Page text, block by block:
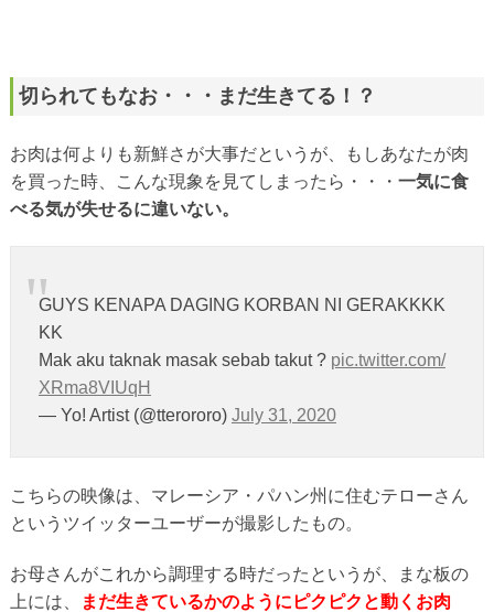
切られてもなお・・・まだ生きてる！？
お肉は何よりも新鮮さが大事だというが、もしあなたが肉
を買った時、こんな現象を見てしまったら・・・ 一気に食
べる気が失せるに違いない。
GUYS KENAPA DAGING KORBAN NI GERAKKKK
KK
Mak aku taknak masak sebab takut ? pic.twitter.com/
XRma8VIUqH
— Yo! Artist (@tterororo) July 31, 2020
こちらの映像は、マレーシア・パハン州に住むテローさん
というツイッターユーザーが撮影したもの。
お母さんがこれから調理する時だったというが、まな板の
上には、
まだ生きているかのようにピクピクと動くお肉